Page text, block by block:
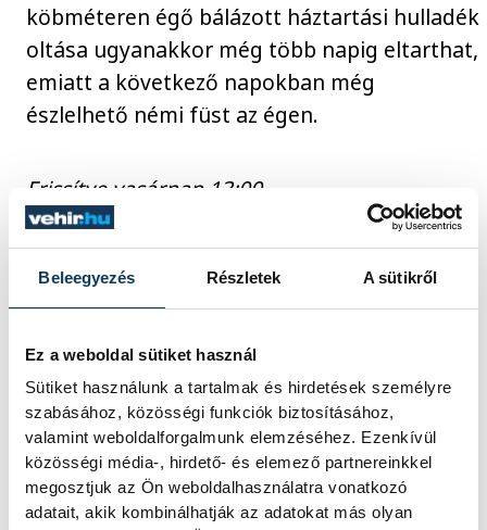
Beleegyezés Részletek A sütikről
Ez a weboldal sütiket használ
Sütiket használunk a tartalmak és hirdetések személyre
szabásához, közösségi funkciók biztosításához,
valamint weboldalforgalmunk elemzéséhez. Ezenkívül
közösségi média-, hirdető- és elemező partnereinkkel
megosztjuk az Ön weboldalhasználatra vonatkozó
adatait, akik kombinálhatják az adatokat más olyan
köbméteren égő bálázott háztartási hulladék
oltása ugyanakkor még több napig eltarthat,
emiatt a következő napokban még
észlelhető némi füst az égen.
Frissítve vasárnap 13:00
A lángok oltása továbbra is zajlik, a
veszprémi, a pétfürdői, a siófoki, a
balatonfűzfői hivatásos tűzoltók közös
erővel, több oldalról támadva, öt vízsugárral
dolgoznak. A munkálatokat a
katasztrófavédelmi műveleti szolgálat
irányítja. A katasztrófavédelmi mobil labor
folyamatos méréseket végez a környező